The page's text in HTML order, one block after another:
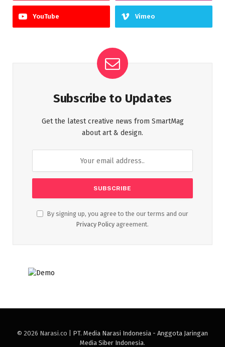
YouTube Vimeo
Subscribe to Updates
Get the latest creative news from SmartMag
about art & design.
By signing up, you agree to the our terms and our
Privacy Policy agreement.
© 2026 Narasi.co | PT. Media Narasi Indonesia - Anggota Jaringan
Media Siber Indonesia.